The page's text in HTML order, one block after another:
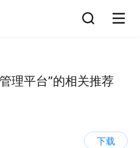
理平台”的相关推荐
下载